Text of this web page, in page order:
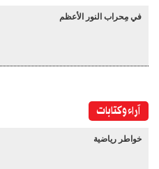
في مِحراب النور الأعظم
آراء وكتابات
خواطر رياضية